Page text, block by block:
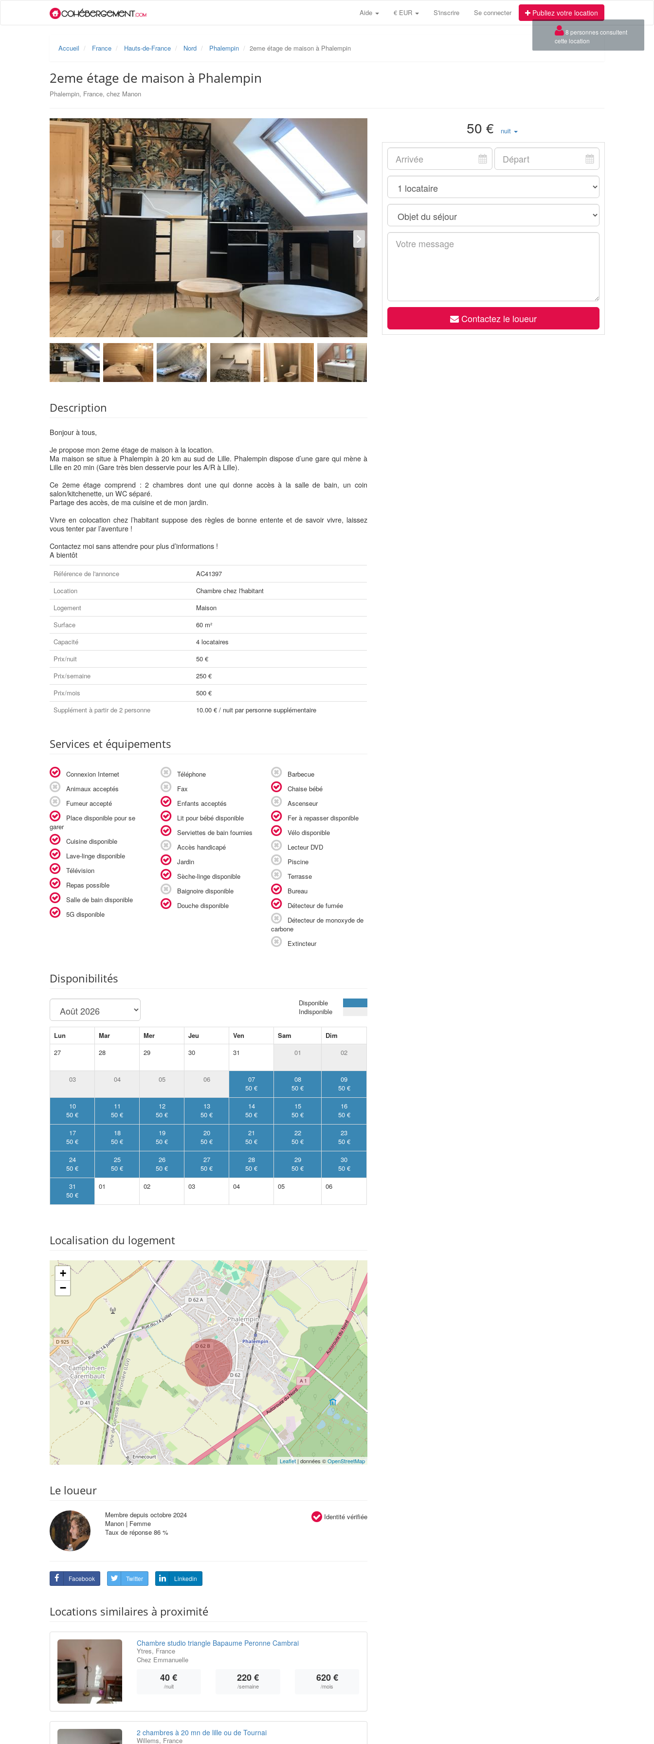
Aide € EUR S'inscrire Se connecter Publiez votre location
Accueil France Hauts-de-France Nord Phalempin 2eme étage de maison à Phalempin
2eme étage de maison à Phalempin
Phalempin, France, chez Manon
50 € nuit
Contactez le loueur
Description
Bonjour à tous,
Je propose mon 2eme étage de maison à la location.
Ma maison se situe à Phalempin à 20 km au sud de Lille. Phalempin dispose d’une gare qui mène à
Lille en 20 min (Gare très bien desservie pour les A/R à Lille).
Ce 2eme étage comprend : 2 chambres dont une qui donne accès à la salle de bain, un coin
salon/kitchenette, un WC séparé.
Partage des accès, de ma cuisine et de mon jardin.
Vivre en colocation chez l’habitant suppose des règles de bonne entente et de savoir vivre, laissez
vous tenter par l’aventure !
Contactez moi sans attendre pour plus d’informations !
A bientôt
Référence de l'annonce
AC41397
Location
Chambre chez l'habitant
Logement
Maison
Surface
60 m²
Capacité
4 locataires
Prix/nuit
50 €
Prix/semaine
250 €
Prix/mois
500 €
Supplément à partir de 2 personne
10.00 € / nuit par personne supplémentaire
Services et équipements
Connexion Internet
Animaux acceptés
Fumeur accepté
Place disponible pour se
garer
Cuisine disponible
Lave-linge disponible
Télévision
Repas possible
Salle de bain disponible
5G disponible
Téléphone
Fax
Enfants acceptés
Lit pour bébé disponible
Serviettes de bain fournies
Accès handicapé
Jardin
Sèche-linge disponible
Baignoire disponible
Douche disponible
Barbecue
Chaise bébé
Ascenseur
Fer à repasser disponible
Vélo disponible
Lecteur DVD
Piscine
Terrasse
Bureau
Détecteur de fumée
Détecteur de monoxyde de
carbone
Extincteur
Disponibilités
Disponible
Indisponible
Lun Mar Mer Jeu Ven Sam
Dim
27
28 29 30 31 01 02
03 04 05 06
07
50 €
08
50 €
09
50 €
10
50 €
11
50 €
12
50 €
13
50 €
14
50 €
15
50 €
16
50 €
17
50 €
18
50 €
19
50 €
20
50 €
21
50 €
22
50 €
23
50 €
24
50 €
25
50 €
26
50 €
27
50 €
28
50 €
29
50 €
30
50 €
31
50 €
01 02 03 04 05 06
Localisation du logement
+
−
Leaflet| données ©OpenStreetMap
Le loueur
Identité vérifiée
Membre depuis octobre 2024
Manon | Femme
Taux de réponse 86 %
Facebook Twitter Linkedin
Locations similaires à proximité
Chambre studio triangle Bapaume Peronne Cambrai
Ytres, France
Chez Emmanuelle
40 €
/nuit
220 €
/semaine
620 €
/mois
2 chambres à 20 mn de lille ou de Tournai
Willems, France
×
8 personnes consultent
cette location